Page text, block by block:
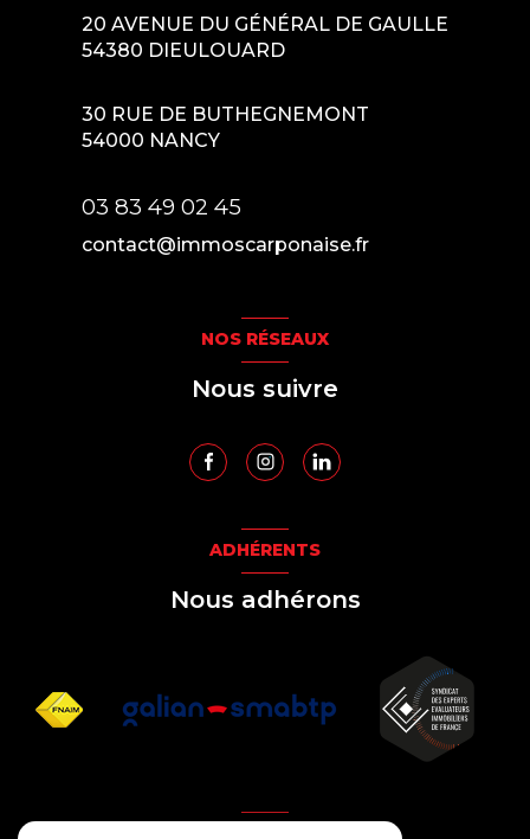
20 AVENUE DU GÉNÉRAL DE GAULLE
54380 DIEULOUARD
30 RUE DE BUTHEGNEMONT
54000 NANCY
03 83 49 02 45
contact@immoscarponaise.fr
NOS RÉSEAUX
Nous suivre
ADHÉRENTS
Nous adhérons